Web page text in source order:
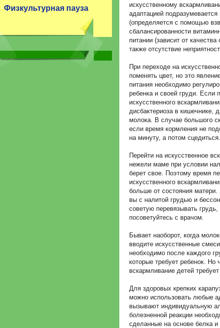
Физкультурная пауза
искусственному
адаптацией
(определяется с помощью
сбалансированности
питании (зависит от
также отсутствие
При переходе на
поменять цвет, но это
питания необходимо
ребенка и своей груди. Если
искусственного
дисбактериоза в кишечнике,
молока. В случае большого
если время кормления не
на минуту, а потом сцедиться.
Перейти на искусственное
нежели маме при условии
берет свое. Поэтому время
искусственного
больше от состояния
вы с налитой грудью и
советую перевязывать
посоветуйтесь с врачом.
Бывает наоборот, когда
вводите искусственные
необходимо после каждого
которые требует ребенок. Но
вскармливание детей
Для здоровых крепких
можно использовать любые
вызывают индивидуальную
болезненной реакции
сделанные на основе белка